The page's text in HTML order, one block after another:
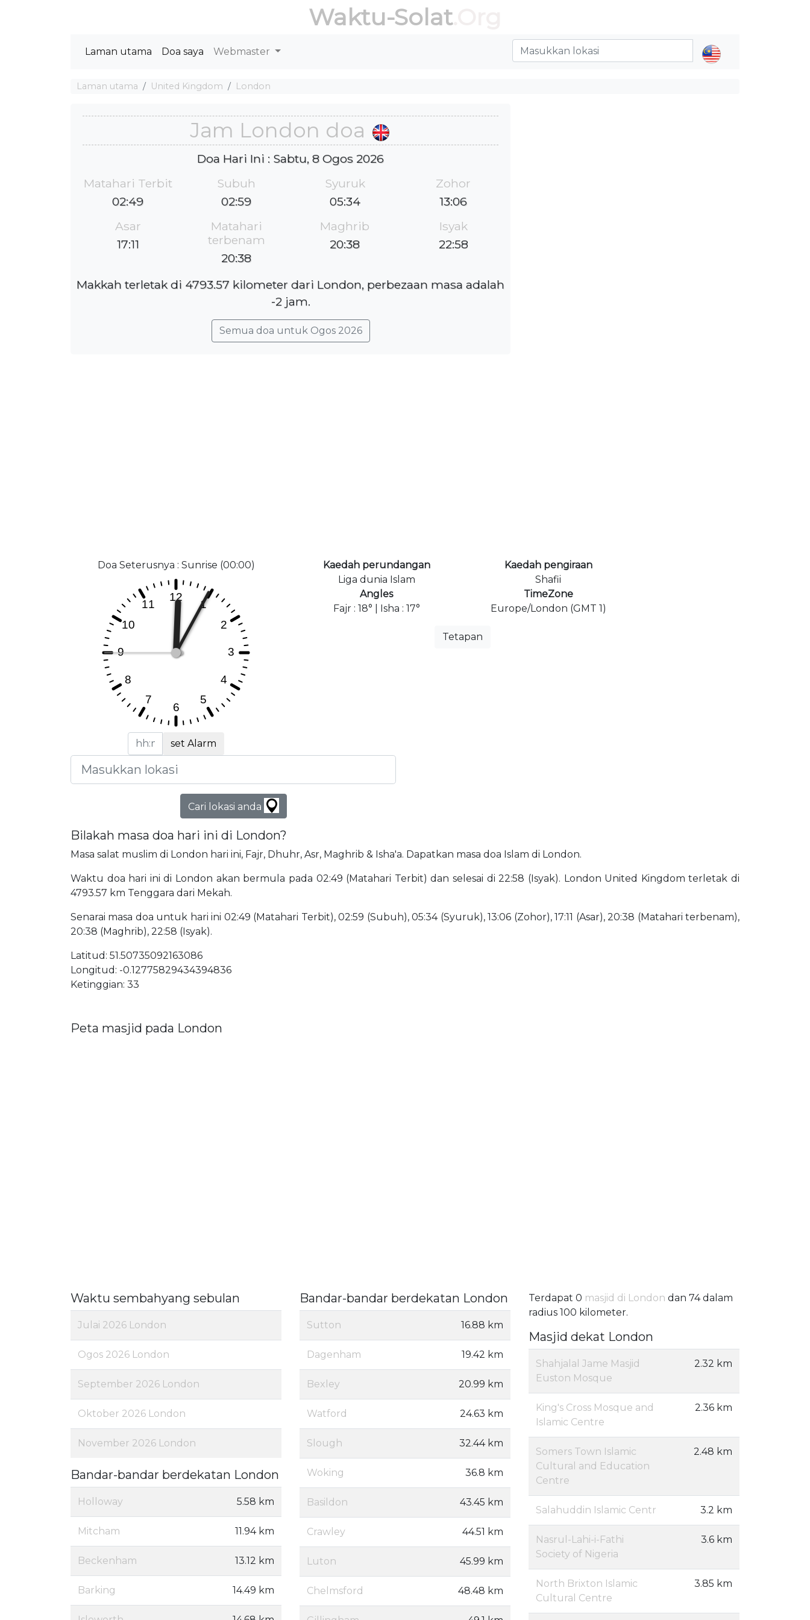
Waktu-Solat.Org
Laman utama Doa saya Webmaster
Laman utama United Kingdom London
Jam London doa
Doa Hari Ini : Sabtu, 8 Ogos 2026
Matahari Terbit
02:49
Subuh
02:59
Syuruk
05:34
Zohor
13:06
Asar
17:11
Matahari
terbenam
20:38
Maghrib
20:38
Isyak
22:58
Makkah terletak di 4793.57 kilometer dari London, perbezaan masa adalah
-2 jam.
Semua doa untuk Ogos 2026
Doa Seterusnya : Sunrise (00:00)
set Alarm
Kaedah perundangan
Liga dunia Islam
Kaedah pengiraan
Shafii
Angles
Fajr : 18° | Isha : 17°
TimeZone
Europe/London (GMT 1)
Tetapan
Cari lokasi anda
Bilakah masa doa hari ini di London?
Masa salat muslim di London hari ini, Fajr, Dhuhr, Asr, Maghrib & Isha'a. Dapatkan masa doa Islam di London.
Waktu doa hari ini di London akan bermula pada 02:49 (Matahari Terbit) dan selesai di 22:58 (Isyak). London United Kingdom terletak di
4793.57 km Tenggara dari Mekah.
Senarai masa doa untuk hari ini 02:49 (Matahari Terbit), 02:59 (Subuh), 05:34 (Syuruk), 13:06 (Zohor), 17:11 (Asar), 20:38 (Matahari terbenam),
20:38 (Maghrib), 22:58 (Isyak).
Latitud: 51.50735092163086
Longitud: -0.12775829434394836
Ketinggian: 33
Peta masjid pada London
Waktu sembahyang sebulan
Julai 2026 London
Ogos 2026 London
September 2026 London
Oktober 2026 London
November 2026 London
Bandar-bandar berdekatan London
Holloway 5.58 km
Mitcham 11.94 km
Beckenham 13.12 km
Barking 14.49 km
Bandar-bandar berdekatan London
Sutton 16.88 km
Dagenham 19.42 km
Bexley 20.99 km
Watford 24.63 km
Slough 32.44 km
Woking 36.8 km
Basildon 43.45 km
Crawley 44.51 km
Luton 45.99 km
Chelmsford 48.48 km
Terdapat 0 masjid di London dan 74 dalam
radius 100 kilometer.
Masjid dekat London
Shahjalal Jame Masjid
Euston Mosque
2.32 km
King's Cross Mosque and
Islamic Centre
2.36 km
Somers Town Islamic
Cultural and Education
Centre
2.48 km
Salahuddin Islamic Centr 3.2 km
Nasrul-Lahi-i-Fathi
Society of Nigeria
3.6 km
North Brixton Islamic
Cultural Centre
3.85 km